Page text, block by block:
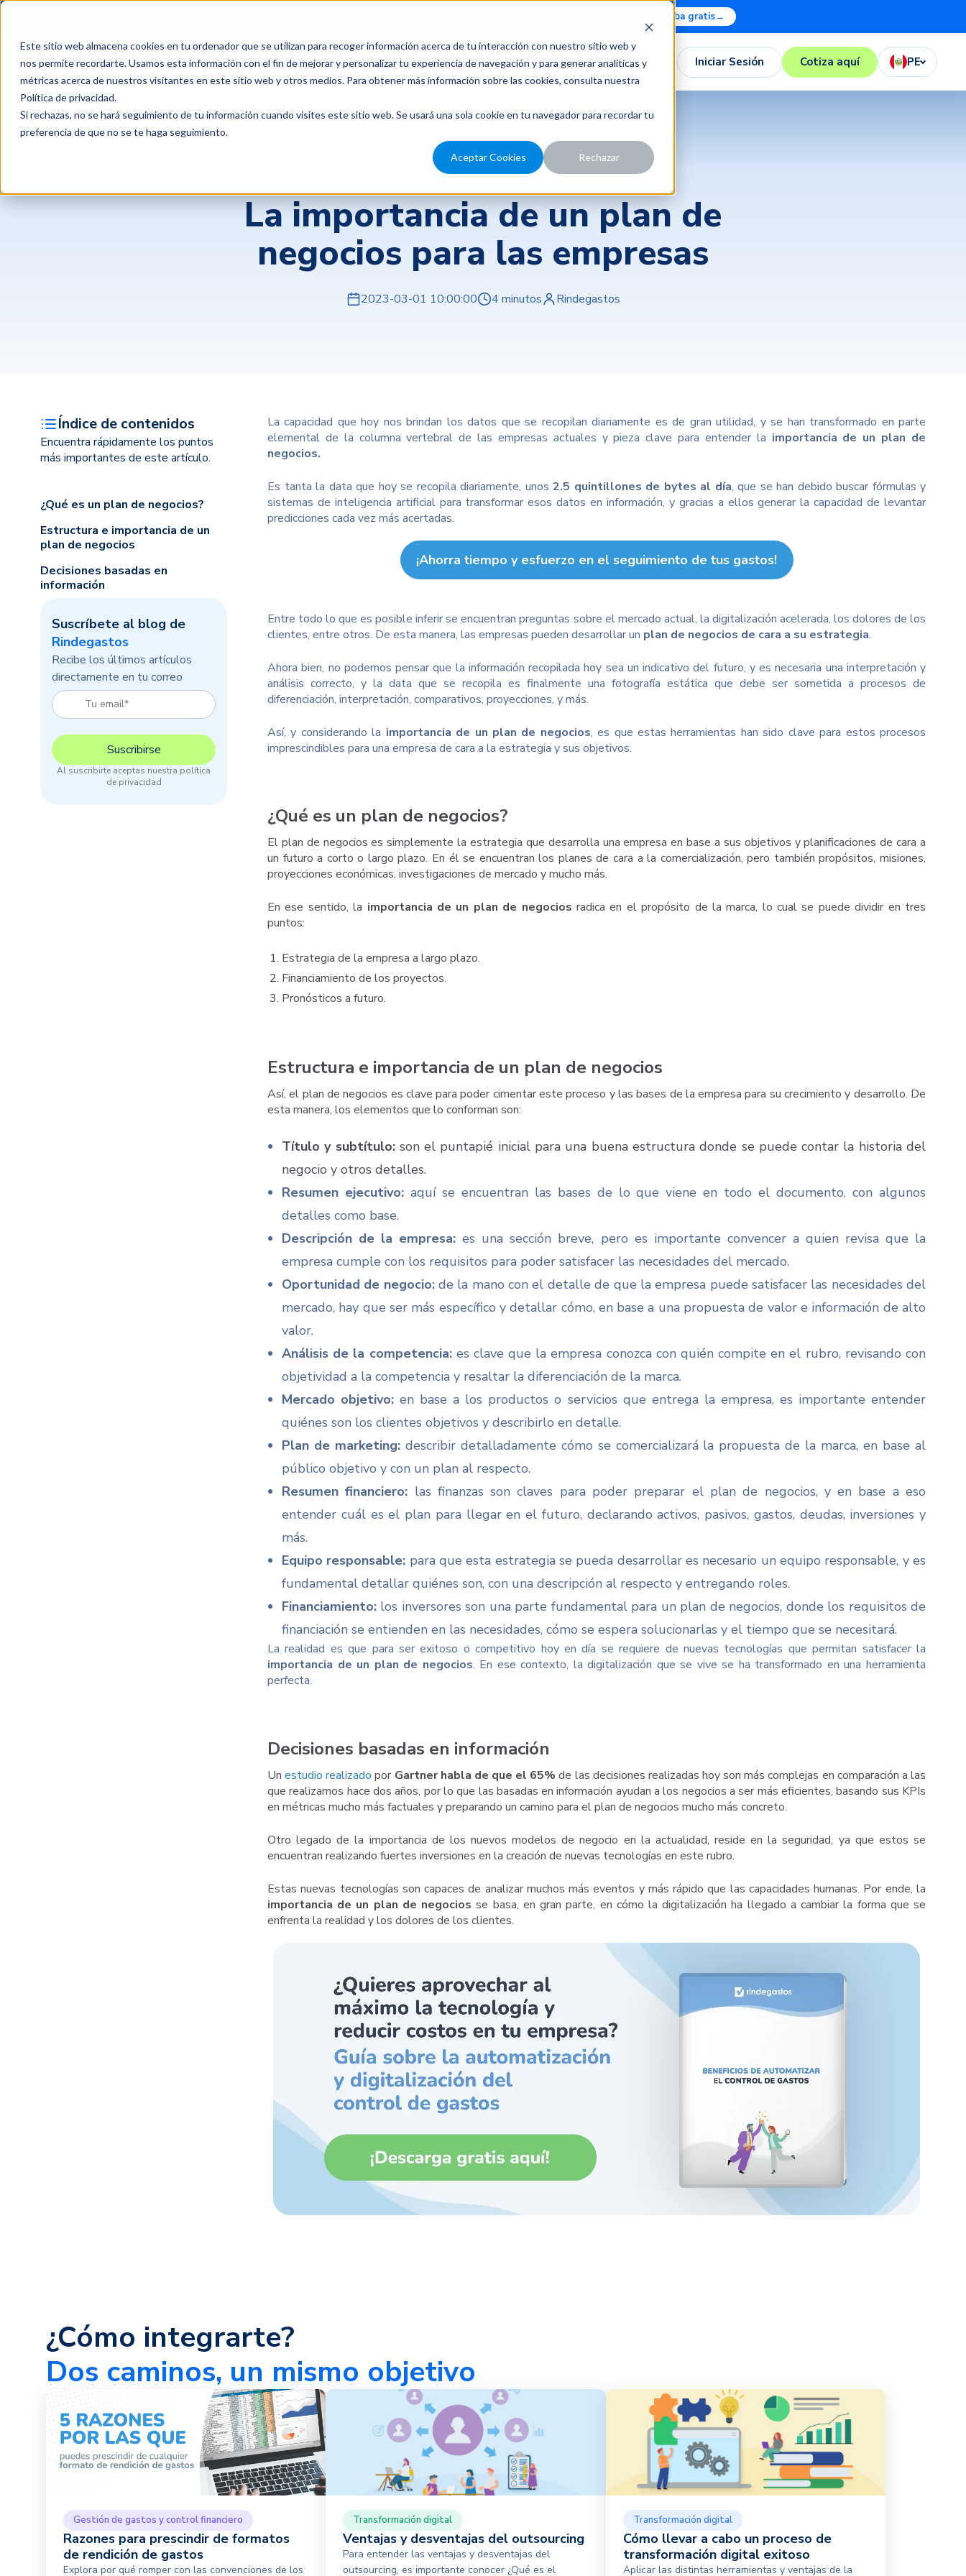
Este sitio web almacena cookies en tu ordenador que se utilizan para recoger información acerca de tu interacción con nuestro sitio web y
nos permite recordarte. Usamos esta información con el fin de mejorar y personalizar tu experiencia de navegación y para generar analíticas y
métricas acerca de nuestros visitantes en este sitio web y otros medios. Para obtener más información sobre las cookies, consulta nuestra
Política de privacidad.
Si rechazas, no se hará seguimiento de tu información cuando visites este sitio web. Se usará una sola cookie en tu navegador para recordar tu
preferencia de que no se te haga seguimiento.
Aceptar Cookies Rechazar
Prueba gratis→
Productos Clientes Precios Nosotros Recursos Iniciar Sesión Cotiza aquí PE
Transformación digital
La importancia de un plan de
negocios para las empresas
2023-03-01 10:00:00 4 minutos Rindegastos
Índice de contenidos
Encuentra rápidamente los puntos
más importantes de este artículo.
¿Qué es un plan de negocios?
Estructura e importancia de un
plan de negocios
Decisiones basadas en
información
Suscríbete al blog de
Rindegastos
Recibe los últimos artículos
directamente en tu correo
Al suscribirte aceptas nuestra política
de privacidad
La capacidad que hoy nos brindan los datos que se recopilan diariamente es de gran utilidad, y se han transformado en parte
elemental de la columna vertebral de las empresas actuales y pieza clave para entender la importancia de un plan de
negocios.
Es tanta la data que hoy se recopila diariamente, unos 2.5 quintillones de bytes al día, que se han debido buscar fórmulas y
sistemas de inteligencia artificial para transformar esos datos en información, y gracias a ellos generar la capacidad de levantar
predicciones cada vez más acertadas.
¡Ahorra tiempo y esfuerzo en el seguimiento de tus gastos!
Entre todo lo que es posible inferir se encuentran preguntas sobre el mercado actual, la digitalización acelerada, los dolores de los
clientes, entre otros. De esta manera, las empresas pueden desarrollar un plan de negocios de cara a su estrategia.
Ahora bien, no podemos pensar que la información recopilada hoy sea un indicativo del futuro, y es necesaria una interpretación y
análisis correcto, y la data que se recopila es finalmente una fotografía estática que debe ser sometida a procesos de
diferenciación, interpretación, comparativos, proyecciones, y más.
Así, y considerando la importancia de un plan de negocios, es que estas herramientas han sido clave para estos procesos
imprescindibles para una empresa de cara a la estrategia y sus objetivos.
¿Qué es un plan de negocios?
El plan de negocios es simplemente la estrategia que desarrolla una empresa en base a sus objetivos y planificaciones de cara a
un futuro a corto o largo plazo. En él se encuentran los planes de cara a la comercialización, pero también propósitos, misiones,
proyecciones económicas, investigaciones de mercado y mucho más.
En ese sentido, la importancia de un plan de negocios radica en el propósito de la marca, lo cual se puede dividir en tres
puntos:
Estrategia de la empresa a largo plazo.
Financiamiento de los proyectos.
Pronósticos a futuro.
Estructura e importancia de un plan de negocios
Así, el plan de negocios es clave para poder cimentar este proceso y las bases de la empresa para su crecimiento y desarrollo. De
esta manera, los elementos que lo conforman son:
Título y subtítulo:son el puntapié inicial para una buena estructura donde se puede contar la historia del
negocio y otros detalles.
Resumen ejecutivo: aquí se encuentran las bases de lo que viene en todo el documento, con algunos
detalles como base.
Descripción de la empresa: es una sección breve, pero es importante convencer a quien revisa que la
empresa cumple con los requisitos para poder satisfacer las necesidades del mercado.
Oportunidad de negocio:de la mano con el detalle de que la empresa puede satisfacer las necesidades del
mercado, hay que ser más específico y detallar cómo, en base a una propuesta de valor e información de alto
valor.
Análisis de la competencia: es clave que la empresa conozca con quién compite en el rubro, revisando con
objetividad a la competencia y resaltar la diferenciación de la marca.
Mercado objetivo:en base a los productos o servicios que entrega la empresa, es importante entender
quiénes son los clientes objetivos y describirlo en detalle.
Plan de marketing:describir detalladamente cómo se comercializará la propuesta de la marca, en base al
público objetivo y con un plan al respecto.
Resumen financiero: las finanzas son claves para poder preparar el plan de negocios, y en base a eso
entender cuál es el plan para llegar en el futuro, declarando activos, pasivos, gastos, deudas, inversiones y
más.
Equipo responsable: para que esta estrategia se pueda desarrollar es necesario un equipo responsable, y es
fundamental detallar quiénes son, con una descripción al respecto y entregando roles.
Financiamiento: los inversores son una parte fundamental para un plan de negocios, donde los requisitos de
financiación se entienden en las necesidades, cómo se espera solucionarlas y el tiempo que se necesitará.
La realidad es que para ser exitoso o competitivo hoy en día se requiere de nuevas tecnologías que permitan satisfacer la
importancia de un plan de negocios. En ese contexto, la digitalización que se vive se ha transformado en una herramienta
perfecta.
Decisiones basadas en información
Unestudio realizado por Gartner habla de que el 65% de las decisiones realizadas hoy son más complejas en comparación a las
que realizamos hace dos años, por lo que las basadas en información ayudan a los negocios a ser más eficientes, basando sus KPIs
en métricas mucho más factuales y preparando un camino para el plan de negocios mucho más concreto.
Otro legado de la importancia de los nuevos modelos de negocio en la actualidad, reside en la seguridad, ya que estos se
encuentran realizando fuertes inversiones en la creación de nuevas tecnologías en este rubro.
Estas nuevas tecnologías son capaces de analizar muchos más eventos y más rápido que las capacidades humanas. Por ende, la
importancia de un plan de negocios se basa, en gran parte, en cómo la digitalización ha llegado a cambiar la forma que se
enfrenta la realidad y los dolores de los clientes.
¿Cómo integrarte?
Dos caminos, un mismo objetivo
Gestión de gastos y control financiero
Razones para prescindir de formatos
de rendición de gastos
Explora por qué romper con las convenciones de los
Transformación digital
Ventajas y desventajas del outsourcing
Para entender las ventajas y desventajas del
outsourcing, es importante conocer ¿Qué es el
Transformación digital
Cómo llevar a cabo un proceso de
transformación digital exitoso
Aplicar las distintas herramientas y ventajas de la